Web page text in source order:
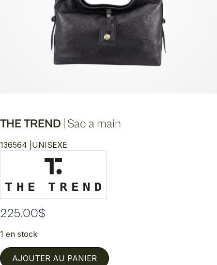
THE TREND Sac a main
136564 | UNISEXE
225.00$
1 en stock
AJOUTER AU PANIER